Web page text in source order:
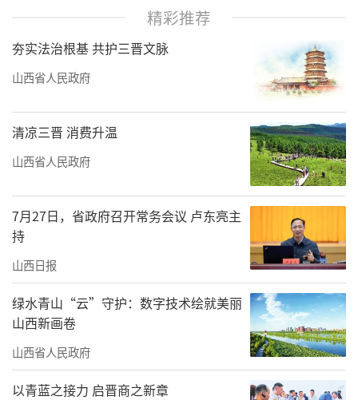
精彩推荐
夯实法治根基 共护三晋文脉
山西省人民政府
清凉三晋 消费升温
山西省人民政府
7月27日，省政府召开常务会议 卢东亮主
持
山西日报
绿水青山“云”守护：数字技术绘就美丽
山西新画卷
山西省人民政府
以青蓝之接力 启晋商之新章